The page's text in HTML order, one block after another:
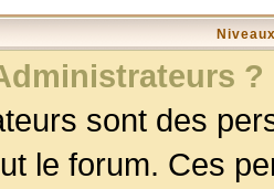
?
sont des
le forum. Ces